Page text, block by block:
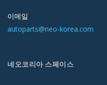
이메일
autoparts@neo-korea.com
네오코리아 스페이스